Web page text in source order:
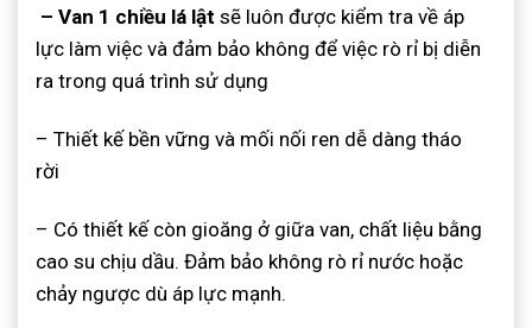
– Van 1 chiều lá lật sẽ luôn được kiểm tra về áp
lực làm việc và đảm bảo không để việc rò rỉ bị diễn
ra trong quá trình sử dụng
– Thiết kế bền vững và mối nối ren dễ dàng tháo
rời
– Có thiết kế còn gioăng ở giữa van, chất liệu bằng
cao su chịu dầu. Đảm bảo không rò rỉ nước hoặc
chảy ngược dù áp lực mạnh.